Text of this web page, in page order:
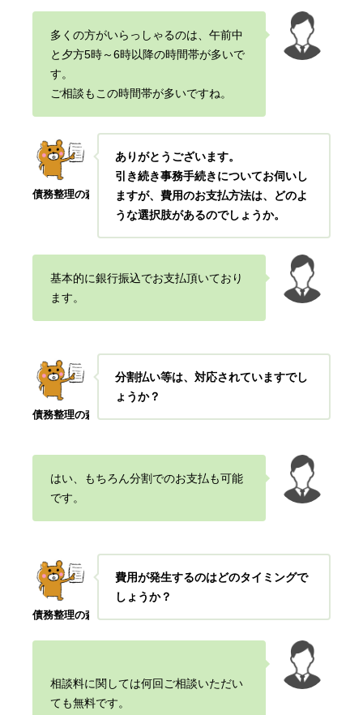
多くの方がいらっしゃるのは、午前中
と夕方5時～6時以降の時間帯が多いで
す。
ご相談もこの時間帯が多いですね。
債務整理の森
ありがとうございます。
引き続き事務手続きについてお伺いし
ますが、費用のお支払方法は、どのよ
うな選択肢があるのでしょうか。
基本的に銀行振込でお支払頂いており
ます。
債務整理の森
分割払い等は、対応されていますでし
ょうか？
はい、もちろん分割でのお支払も可能
です。
債務整理の森
費用が発生するのはどのタイミングで
しょうか？
相談料に関しては何回ご相談いただい
ても無料です。